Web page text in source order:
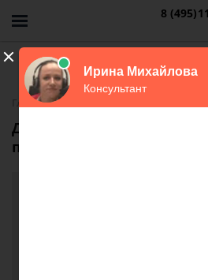
8
Главная-FAQ
Долги за квартиру по
прописки